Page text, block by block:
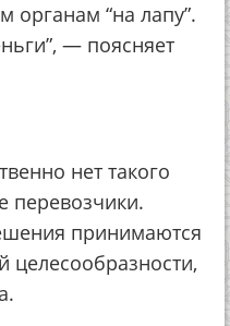
“на лапу”.
— поясняет
нет такого
перевозчики.
принимаются
целесообразности,